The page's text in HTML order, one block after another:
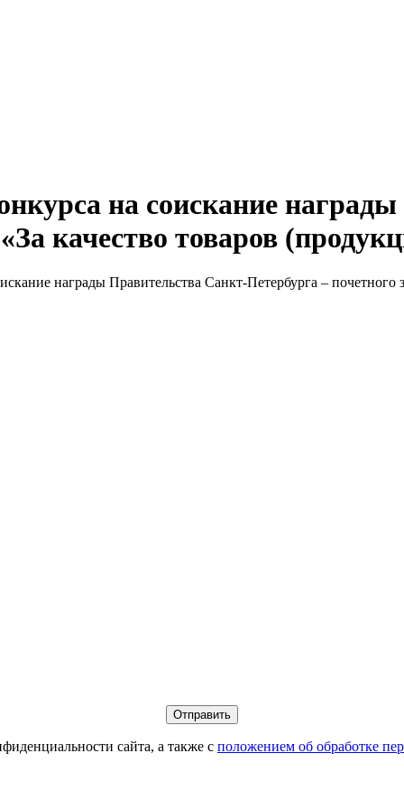
на соискание
качество товаров
награды Правительства Санкт-Петербурга – почетного
сайта, а также с положением об обработке